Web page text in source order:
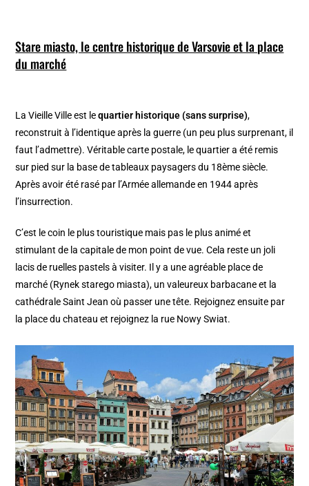
Stare miasto, le centre historique de Varsovie et la place
du marché
La Vieille Ville est lequartier historique (sans surprise),
reconstruit à l’identique après la guerre (un peu plus surprenant, il
faut l’admettre). Véritable carte postale, le quartier a été remis
sur pied sur la base de tableaux paysagers du 18ème siècle.
Après avoir été rasé par l’Armée allemande en 1944 après
l’insurrection.
C’est le coin le plus touristique mais pas le plus animé et
stimulant de la capitale de mon point de vue. Cela reste un joli
lacis de ruelles pastels à visiter. Il y a une agréable place de
marché (Rynek starego miasta), un valeureux barbacane et la
cathédrale Saint Jean où passer une tête. Rejoignez ensuite par
la place du chateau et rejoignez la rue Nowy Swiat.